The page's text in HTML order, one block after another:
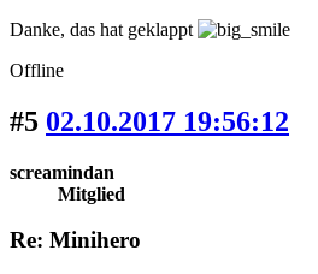
Danke, das hat geklappt
Offline
#5 02.10.2017 19:56:12
screamindan
Mitglied
Re: Minihero